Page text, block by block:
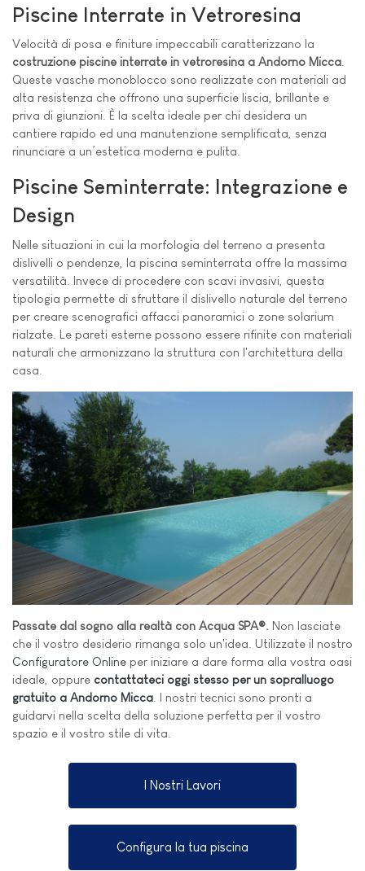
Piscine Interrate in Vetroresina
Velocità di posa e finiture impeccabili caratterizzano la
costruzione piscine interrate in vetroresina a Andorno Micca.
Queste vasche monoblocco sono realizzate con materiali ad
alta resistenza che offrono una superficie liscia, brillante e
priva di giunzioni. È la scelta ideale per chi desidera un
cantiere rapido ed una manutenzione semplificata, senza
rinunciare a un’estetica moderna e pulita.
Piscine Seminterrate: Integrazione e
Design
Nelle situazioni in cui la morfologia del terreno a presenta
dislivelli o pendenze, la piscina seminterrata offre la massima
versatilità. Invece di procedere con scavi invasivi, questa
tipologia permette di sfruttare il dislivello naturale del terreno
per creare scenografici affacci panoramici o zone solarium
rialzate. Le pareti esterne possono essere rifinite con materiali
naturali che armonizzano la struttura con l'architettura della
casa.
Passate dal sogno alla realtà con Acqua SPA®. Non lasciate
che il vostro desiderio rimanga solo un'idea. Utilizzate il nostro
Configuratore Online per iniziare a dare forma alla vostra oasi
ideale, oppure contattateci oggi stesso per un sopralluogo
gratuito a Andorno Micca . I nostri tecnici sono pronti a
guidarvi nella scelta della soluzione perfetta per il vostro
spazio e il vostro stile di vita.
I Nostri Lavori
Configura la tua piscina